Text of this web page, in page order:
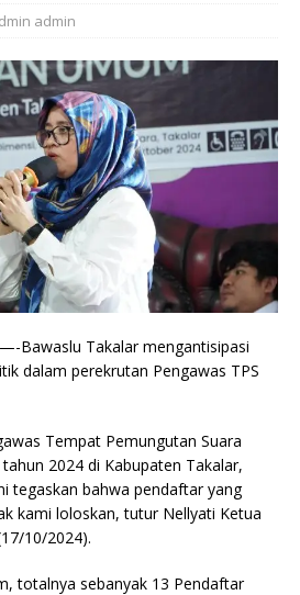
admin
Bawaslu Takalar mengantisipasi
dalam perekrutan Pengawas TPS
Tempat Pemungutan Suara
2024 di Kabupaten Takalar,
tegaskan bahwa pendaftar yang
kami loloskan, tutur Nellyati Ketua
10/2024).
totalnya sebanyak 13 Pendaftar